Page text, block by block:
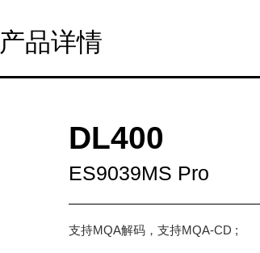
产品详情
DL400
ES9039MS Pro
支持MQA解码，支持MQA-CD ;